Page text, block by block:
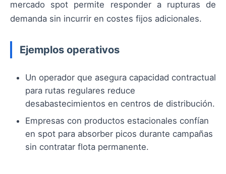
mercado spot permite responder a rupturas de
demanda sin incurrir en costes fijos adicionales.
Ejemplos operativos
Un operador que asegura capacidad contractual
para rutas regulares reduce
desabastecimientos en centros de distribución.
Empresas con productos estacionales confían
en spot para absorber picos durante campañas
sin contratar flota permanente.